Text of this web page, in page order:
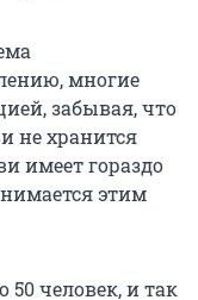
многие
забывая, что
не хранится
имеет гораздо
этим
человек, и так